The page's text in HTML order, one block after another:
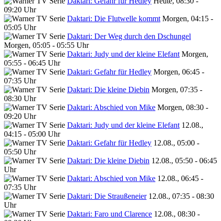
09:20 Uhr
Daktari: Die Flutwelle kommt Morgen, 04:15 -
05:05 Uhr
Daktari: Der Weg durch den Dschungel
Morgen, 05:05 - 05:55 Uhr
Daktari: Judy und der kleine Elefant Morgen,
05:55 - 06:45 Uhr
Daktari: Gefahr für Hedley Morgen, 06:45 -
07:35 Uhr
Daktari: Die kleine Diebin Morgen, 07:35 -
08:30 Uhr
Daktari: Abschied von Mike Morgen, 08:30 -
09:20 Uhr
Daktari: Judy und der kleine Elefant 12.08.,
04:15 - 05:00 Uhr
Daktari: Gefahr für Hedley 12.08., 05:00 -
05:50 Uhr
Daktari: Die kleine Diebin 12.08., 05:50 - 06:45
Uhr
Daktari: Abschied von Mike 12.08., 06:45 -
07:35 Uhr
Daktari: Die Straußeneier 12.08., 07:35 - 08:30
Uhr
Daktari: Faro und Clarence 12.08., 08:30 -